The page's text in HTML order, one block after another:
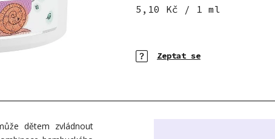
Měrná cena:
5,10 Kč / 1 ml
Zeptat se
dětem zvládnout